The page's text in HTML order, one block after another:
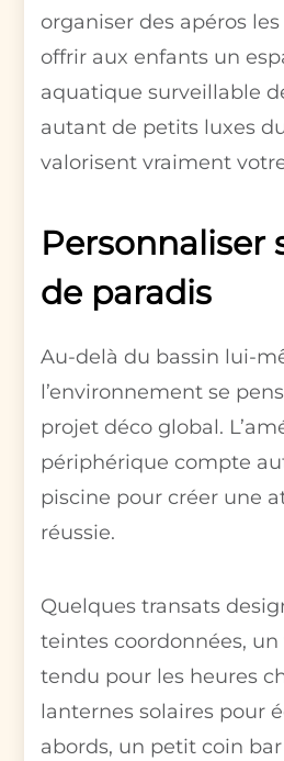
organiser des apéros les
offrir aux enfants un
aquatique surveillable
autant de petits luxes
valorisent vraiment
Personnaliser
de paradis
Au-delà du bassin lui-
l’environnement se
projet déco global.
périphérique compte
piscine pour créer une
réussie.
Quelques transats
teintes coordonnées, un
tendu pour les heures
lanternes solaires pour
abords, un petit coin